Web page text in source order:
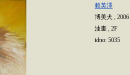
賴英澤
博美犬 , 2006
油畫 , 2F
idno: 5035